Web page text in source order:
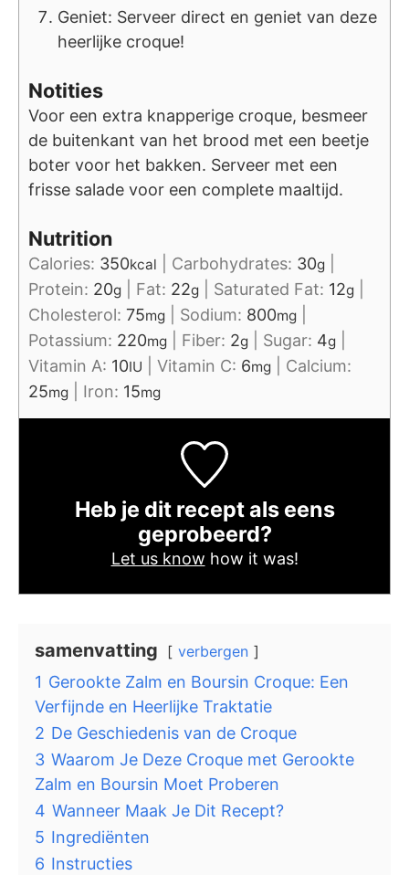
Geniet: Serveer direct en geniet van deze
heerlijke croque!
Notities
Voor een extra knapperige croque, besmeer
de buitenkant van het brood met een beetje
boter voor het bakken. Serveer met een
frisse salade voor een complete maaltijd.
Nutrition
Calories: 350kcal Carbohydrates: 30g
Protein: 20g Fat: 22g Saturated Fat: 12g
Cholesterol: 75mg Sodium: 800mg
Potassium: 220mg Fiber: 2g Sugar: 4g
Vitamin A: 10IU Vitamin C: 6mg
Calcium:
25mg Iron: 15mg
Heb je dit recept als eens
geprobeerd?
Let us know how it was!
samenvatting verbergen
1 Gerookte Zalm en Boursin Croque: Een
Verfijnde en Heerlijke Traktatie
2 De Geschiedenis van de Croque
3 Waarom Je Deze Croque met Gerookte
Zalm en Boursin Moet Proberen
4 Wanneer Maak Je Dit Recept?
5 Ingrediënten
6 Instructies